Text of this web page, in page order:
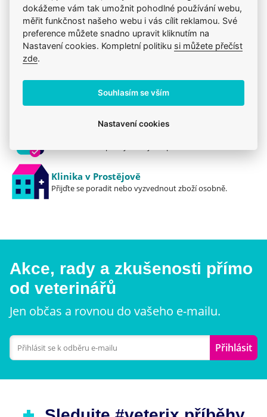
Jsme zkušení veterináři
Vždy odborně poradíme
Pomůžeme s výběrem, výživou i problémem.
Klinika v Prostějově
Přijďte se poradit nebo vyzvednout zboží osobně.
Akce, rady a zkušenosti přímo
od veterinářů
Jen občas a rovnou do vašeho e-mailu.
Přihlásit
dokážeme vám tak umožnit pohodlné používání webu,
měřit funkčnost našeho webu i vás cílit reklamou. Své
preference můžete snadno upravit kliknutím na
Nastavení cookies. Kompletní politiku si můžete přečíst
zde.
Souhlasím se vším
Nastavení cookies